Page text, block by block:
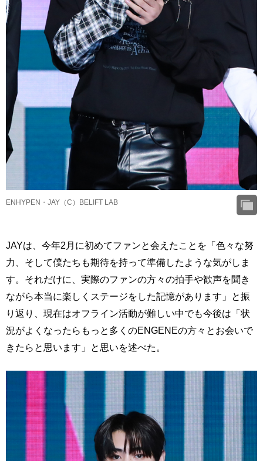
ENHYPEN・JAY（C）BELIFT LAB
JAYは、今年2月に初めてファンと会えたことを「色々な努
力、そして僕たちも期待を持って準備したような気がしま
す。それだけに、実際のファンの方々の拍手や歓声を聞き
ながら本当に楽しくステージをした記憶があります」と振
り返り、現在はオフライン活動が難しい中でも今後は「状
況がよくなったらもっと多くのENGENEの方々とお会いで
きたらと思います」と思いを述べた。